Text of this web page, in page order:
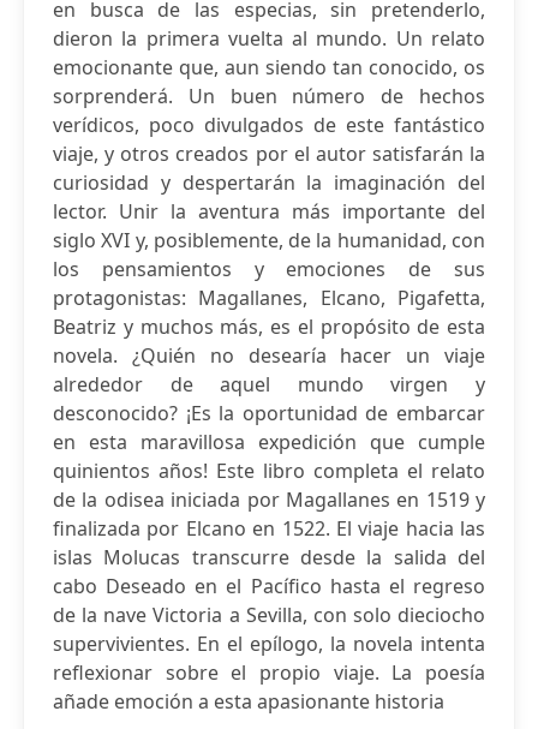
en busca de las especias, sin pretenderlo,
dieron la primera vuelta al mundo. Un relato
emocionante que, aun siendo tan conocido, os
sorprenderá. Un buen número de hechos
verídicos, poco divulgados de este fantástico
viaje, y otros creados por el autor satisfarán la
curiosidad y despertarán la imaginación del
lector. Unir la aventura más importante del
siglo XVI y, posiblemente, de la humanidad, con
los pensamientos y emociones de sus
protagonistas: Magallanes, Elcano, Pigafetta,
Beatriz y muchos más, es el propósito de esta
novela. ¿Quién no desearía hacer un viaje
alrededor de aquel mundo virgen y
desconocido? ¡Es la oportunidad de embarcar
en esta maravillosa expedición que cumple
quinientos años! Este libro completa el relato
de la odisea iniciada por Magallanes en 1519 y
finalizada por Elcano en 1522. El viaje hacia las
islas Molucas transcurre desde la salida del
cabo Deseado en el Pacífico hasta el regreso
de la nave Victoria a Sevilla, con solo dieciocho
supervivientes. En el epílogo, la novela intenta
reflexionar sobre el propio viaje. La poesía
añade emoción a esta apasionante historia